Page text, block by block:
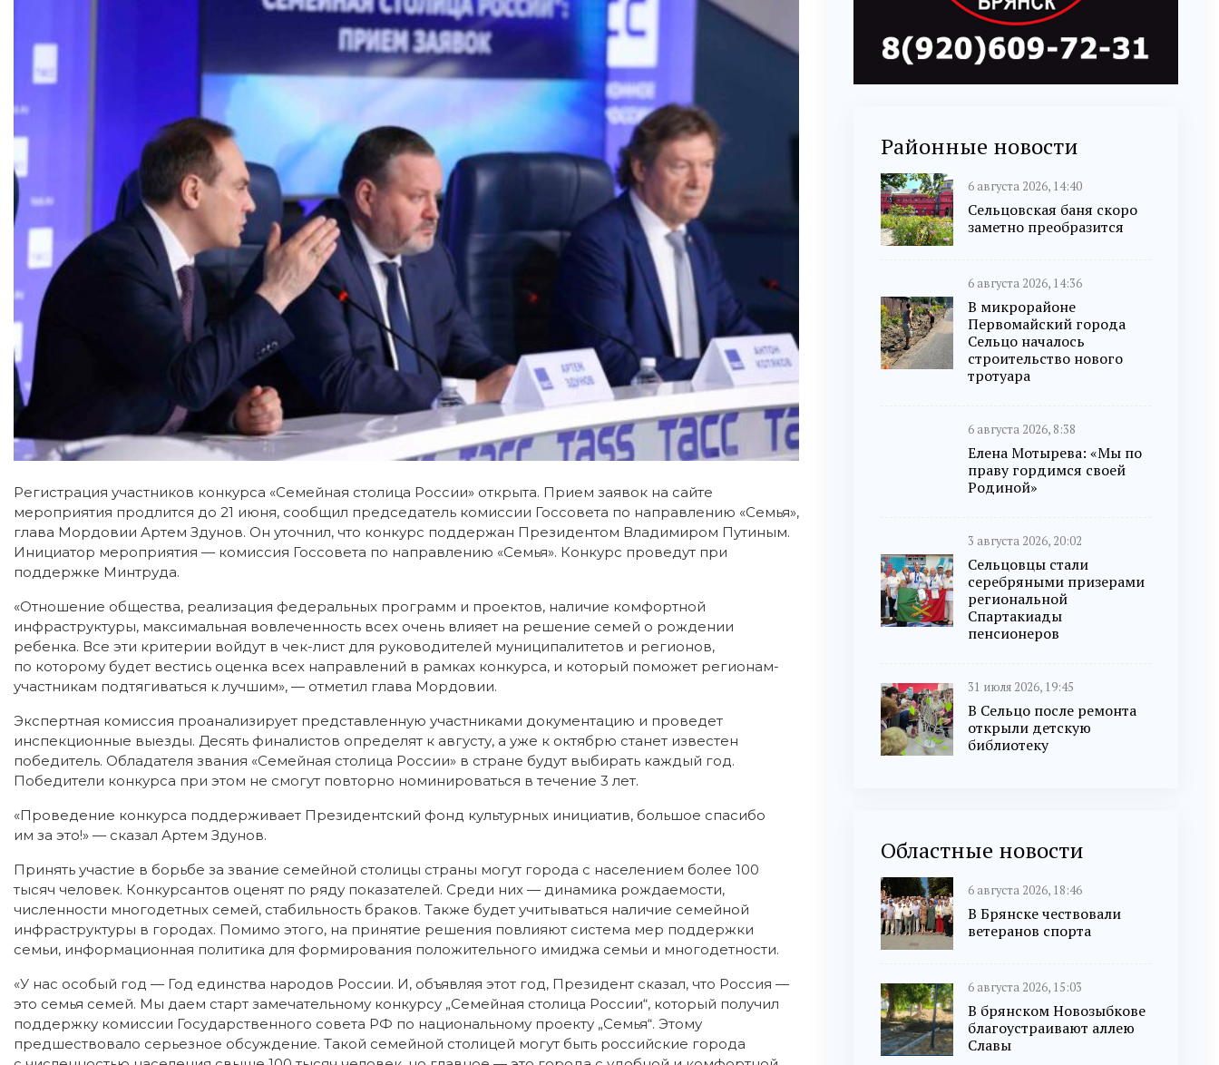
Регистрация участников конкурса «Семейная столица России» открыта. Прием заявок на сайте
мероприятия продлится до 21 июня, сообщил председатель комиссии Госсовета по направлению «Семья»,
глава Мордовии Артем Здунов. Он уточнил, что конкурс поддержан Президентом Владимиром Путиным.
Инициатор мероприятия — комиссия Госсовета по направлению «Семья». Конкурс проведут при
поддержке Минтруда.
«Отношение общества, реализация федеральных программ и проектов, наличие комфортной
инфраструктуры, максимальная вовлеченность всех очень влияет на решение семей о рождении
ребенка. Все эти критерии войдут в чек-лист для руководителей муниципалитетов и регионов,
по которому будет вестись оценка всех направлений в рамках конкурса, и который поможет регионам-
участникам подтягиваться к лучшим», — отметил глава Мордовии.
Экспертная комиссия проанализирует представленную участниками документацию и проведет
инспекционные выезды. Десять финалистов определят к августу, а уже к октябрю станет известен
победитель. Обладателя звания «Семейная столица России» в стране будут выбирать каждый год.
Победители конкурса при этом не смогут повторно номинироваться в течение 3 лет.
«Проведение конкурса поддерживает Президентский фонд культурных инициатив, большое спасибо
им за это!» — сказал Артем Здунов.
Принять участие в борьбе за звание семейной столицы страны могут города с населением более 100
тысяч человек. Конкурсантов оценят по ряду показателей. Среди них — динамика рождаемости,
численности многодетных семей, стабильность браков. Также будет учитываться наличие семейной
инфраструктуры в городах. Помимо этого, на принятие решения повлияют система мер поддержки
семьи, информационная политика для формирования положительного имиджа семьи и многодетности.
«У нас особый год — Год единства народов России. И, объявляя этот год, Президент сказал, что Россия —
это семья семей. Мы даем старт замечательному конкурсу „Семейная столица России“, который получил
поддержку комиссии Государственного совета РФ по национальному проекту „Семья“. Этому
предшествовало серьезное обсуждение. Такой семейной столицей могут быть российские города
Районные новости
6 августа 2026, 14:40
Сельцовская баня скоро
заметно преобразится
6 августа 2026, 14:36
В микрорайоне
Первомайский города
Сельцо началось
строительство нового
тротуара
6 августа 2026, 8:38
Елена Мотырева: «Мы по
праву гордимся своей
Родиной»
3 августа 2026, 20:02
Сельцовцы стали
серебряными призерами
региональной
Спартакиады
пенсионеров
31 июля 2026, 19:45
В Сельцо после ремонта
открыли детскую
библиотеку
Областные новости
6 августа 2026, 18:46
В Брянске чествовали
ветеранов спорта
6 августа 2026, 15:03
В брянском Новозыбкове
благоустраивают аллею
Славы